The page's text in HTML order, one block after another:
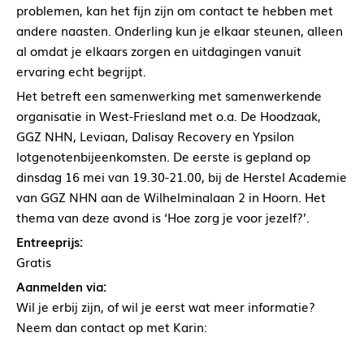
problemen, kan het fijn zijn om contact te hebben met
andere naasten. Onderling kun je elkaar steunen, alleen
al omdat je elkaars zorgen en uitdagingen vanuit
ervaring echt begrijpt.
Het betreft een samenwerking met samenwerkende
organisatie in West-Friesland met o.a. De Hoodzaak,
GGZ NHN, Leviaan, Dalisay Recovery en Ypsilon
lotgenotenbijeenkomsten. De eerste is gepland op
dinsdag 16 mei van 19.30-21.00, bij de Herstel Academie
van GGZ NHN aan de Wilhelminalaan 2 in Hoorn. Het
thema van deze avond is ‘Hoe zorg je voor jezelf?’.
Entreeprijs:
Gratis
Aanmelden via:
Wil je erbij zijn, of wil je eerst wat meer informatie?
Neem dan contact op met Karin: